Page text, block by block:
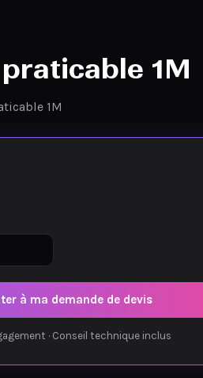
1M
1M
à ma demande de devis
· Conseil technique inclus